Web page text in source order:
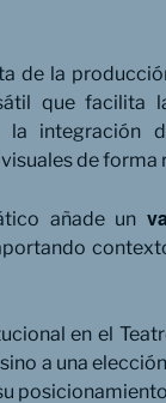
de la
que facilita
la integración
de forma
añade un
en el
a una